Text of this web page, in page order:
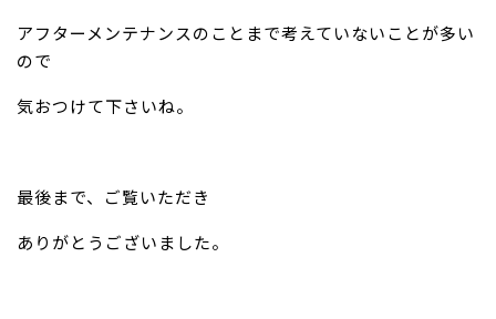
アフターメンテナンスのことまで考えていないことが多い
ので
気おつけて下さいね。
最後まで、ご覧いただき
ありがとうございました。